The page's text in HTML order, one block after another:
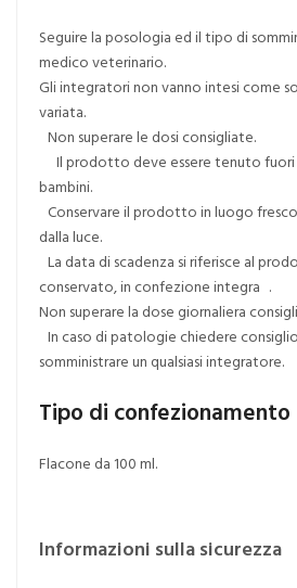
Seguire la posologia ed il tipo di
medico veterinario.
Gli integratori non vanno intesi come
variata.
Non superare le dosi consigliate.
Il prodotto deve essere tenuto
bambini.
Conservare il prodotto in luogo
dalla luce.
La data di scadenza si riferisce al
conservato, in confezione integra .
Non superare la dose giornaliera
In caso di patologie chiedere
somministrare un qualsiasi integratore.
Tipo di confezionamento
Flacone da 100 ml.
Informazioni sulla sicurezza